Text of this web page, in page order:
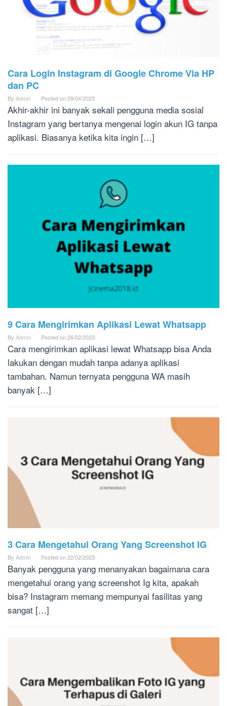
Cara Login Instagram di Google Chrome Via HP
dan PC
By Admin Posted on09/04/2023
Akhir-akhir ini banyak sekali pengguna media sosial
Instagram yang bertanya mengenai login akun IG tanpa
aplikasi. Biasanya ketika kita ingin […]
9 Cara Mengirimkan Aplikasi Lewat Whatsapp
By Admin Posted on26/02/2023
Cara mengirimkan aplikasi lewat Whatsapp bisa Anda
lakukan dengan mudah tanpa adanya aplikasi
tambahan. Namun ternyata pengguna WA masih
banyak […]
3 Cara Mengetahui Orang Yang Screenshot IG
By Admin Posted on22/02/2023
Banyak pengguna yang menanyakan bagaimana cara
mengetahui orang yang screenshot Ig kita, apakah
bisa? Instagram memang mempunyai fasilitas yang
sangat […]